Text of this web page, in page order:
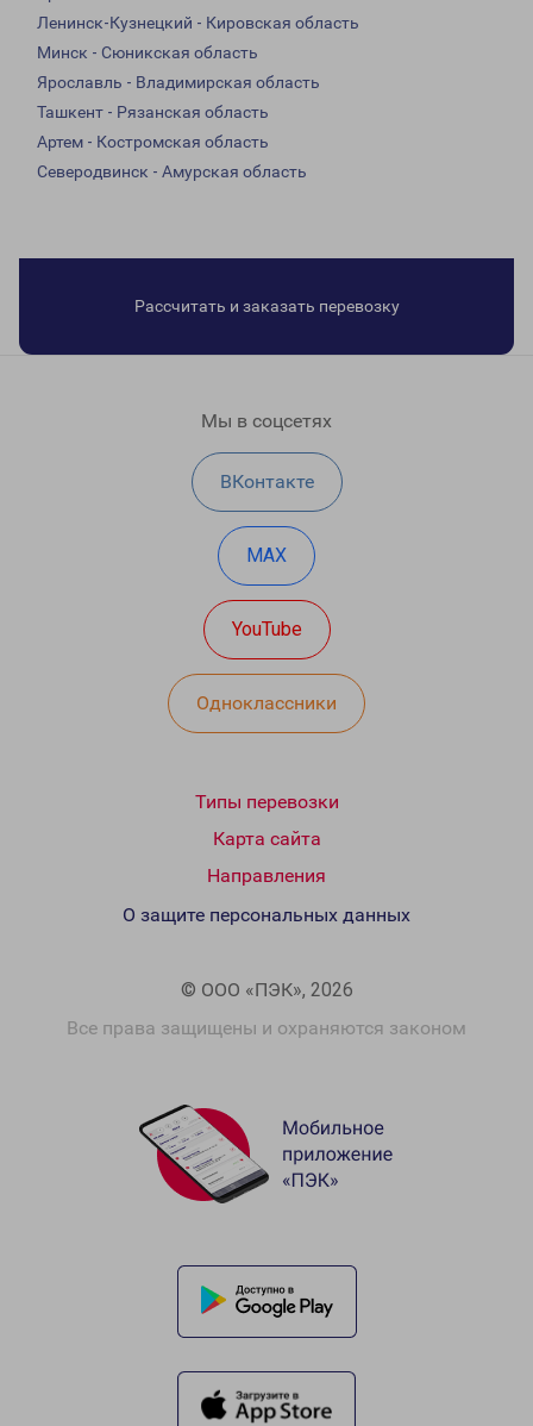
Ленинск-Кузнецкий - Кировская область
Минск - Сюникская область
Ярославль - Владимирская область
Ташкент - Рязанская область
Артем - Костромская область
Северодвинск - Амурская область
Рассчитать и заказать перевозку
Мы в соцсетях
ВКонтакте
MAX
YouTube
Одноклассники
Типы перевозки
Карта сайта
Направления
© ООО «ПЭК», 2026
Все права защищены и охраняются законом
О защите персональных данных